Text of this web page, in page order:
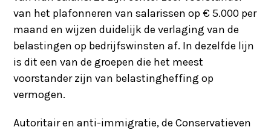
van het plafonneren van salarissen op € 5.000 per
maand en wijzen duidelijk de verlaging van de
belastingen op bedrijfswinsten af. In dezelfde lijn
is dit een van de groepen die het meest
voorstander zijn van belastingheffing op
vermogen.
Autoritair en anti-immigratie, de Conservatieven